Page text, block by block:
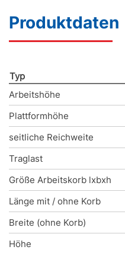
Produktdaten
Typ
Arbeitshöhe
Plattformhöhe
seitliche Reichweite
Traglast
Größe Arbeitskorb lxbxh
Länge mit / ohne Korb
Breite (ohne Korb)
Höhe